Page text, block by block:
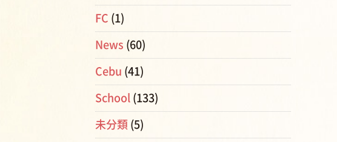
FC (1)
News (60)
Cebu (41)
School (133)
未分類 (5)